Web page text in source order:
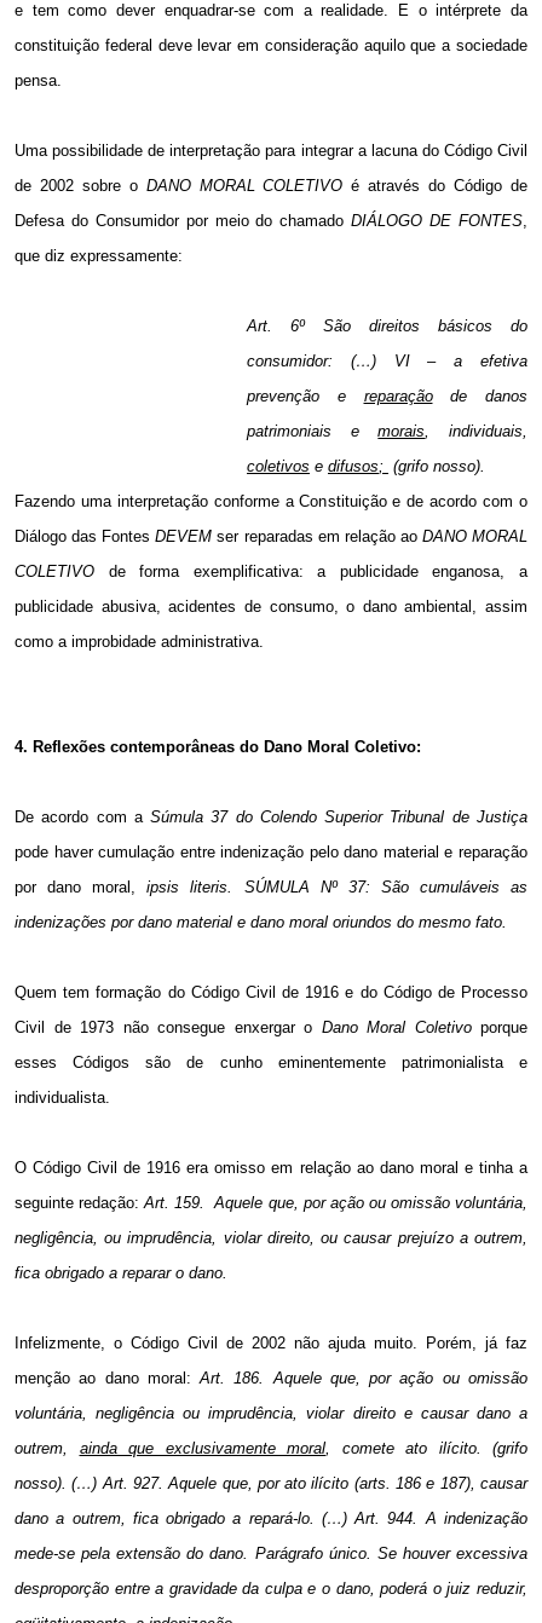
e tem como dever enquadrar-se com a realidade. E o intérprete da
constituição federal deve levar em consideração aquilo que a sociedade
pensa.
Uma possibilidade de interpretação para integrar a lacuna do Código Civil
de 2002 sobre o DANO MORAL COLETIVO é através do Código de
Defesa do Consumidor por meio do chamadoDIÁLOGO DE FONTES,
que diz expressamente:
Art. 6º São direitos básicos do
consumidor: (…) VI – a efetiva
prevenção e reparaçãode danos
patrimoniais emorais, individuais,
coletivos e difusos; (grifo nosso).
Fazendo uma interpretação conforme a Constituição e de acordo com o
Diálogo das FontesDEVEM ser reparadas em relação ao DANO MORAL
COLETIVO de forma exemplificativa: a publicidade enganosa, a
publicidade abusiva, acidentes de consumo, o dano ambiental, assim
como a improbidade administrativa.
4. Reflexões contemporâneas do Dano Moral Coletivo:
De acordo com aSúmula 37 do Colendo Superior Tribunal de Justiça
pode haver cumulação entre indenização pelo dano material e reparação
por dano moral,ipsis literis. SÚMULA Nº 37:
São cumuláveis as
indenizações por dano material e dano moral oriundos do mesmo fato.
Quem tem formação do Código Civil de 1916 e do Código de Processo
Civil de 1973 não consegue enxergar o Dano Moral Coletivoporque
esses Códigos são de cunho eminentemente patrimonialista e
individualista.
O Código Civil de 1916 era omisso em relação ao dano moral e tinha a
seguinte redação: Art. 159. Aquele que, por ação ou omissão voluntária,
negligência, ou imprudência, violar direito, ou causar prejuízo a outrem,
fica obrigado a reparar o dano.
Infelizmente, o Código Civil de 2002 não ajuda muito. Porém, já faz
menção ao dano moral:Art. 186. Aquele que, por ação ou omissão
voluntária, negligência ou imprudência, violar direito e causar dano a
outrem, ainda que exclusivamente moral, comete ato ilícito. (grifo
nosso). (…) Art. 927. Aquele que, por ato ilícito (arts. 186 e 187), causar
dano a outrem, fica obrigado a repará-lo. (…) Art.944. A indenização
mede-se pela extensão do dano. Parágrafo único. Se houver excessiva
desproporção entre a gravidade da culpa e o dano, poderá o juiz reduzir,